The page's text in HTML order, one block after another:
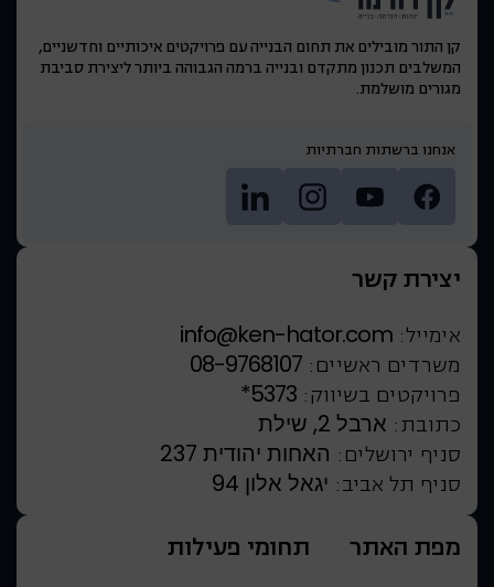
קן התור מובילים את תחום הבנייה עם פרויקטים איכותיים וחדשניים,
המשלבים תכנון מתקדם ובנייה ברמה הגבוהה ביותר ליצירת סביבת
מגורים מושלמת.
אנחנו ברשתות חברתיות
יצירת קשר
אימייל: info@ken-hator.com
משרדים ראשיים: 08-9768107
פרויקטים בשיווק: *5373
כתובת: ארבל 2, שילת
סניף ירושלים: האחות יהודית 237
סניף תל אביב: יגאל אלון 94
מפת האתר תחומי פעילות